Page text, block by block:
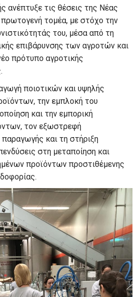
ανέπτυξε τις θέσεις της Νέας
τομέα, με στόχο την
του, μέσα από τη
επιβάρυνσης των αγροτών και
πρότυπο αγροτικής
ποιοτικών και υψηλής
την εμπλοκή του
και την εμπορική
τον εξωστρεφή
και τη στήριξη
στη μεταποίηση και
προϊόντων προστιθέμενης